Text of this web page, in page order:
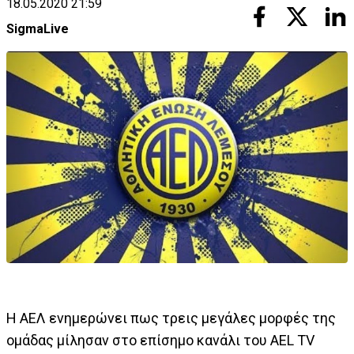
18.05.2020 21:59
SigmaLive
Η ΑΕΛ ενημερώνει πως τρεις μεγάλες μορφές της
ομάδας μίλησαν στο επίσημο κανάλι του AEL TV